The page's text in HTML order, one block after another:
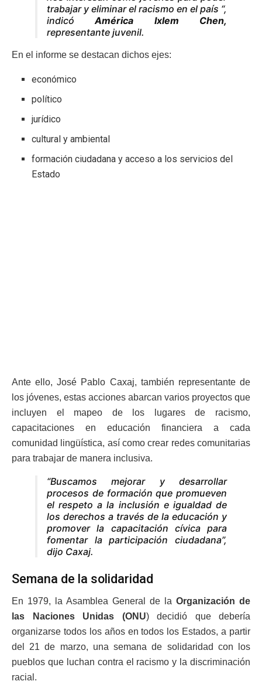
trabajar y eliminar el racismo en el país “,
indicóAmérica Ixlem Chen,
representante juvenil.
En el informe se destacan dichos ejes:
económico
político
jurídico
cultural y ambiental
formación ciudadana y acceso a los servicios del
Estado
Ante ello, José Pablo Caxaj, también representante de
los jóvenes, estas acciones abarcan varios proyectos que
incluyen el mapeo de los lugares de racismo,
capacitaciones en educación financiera a cada
comunidad lingüística, así como crear redes comunitarias
para trabajar de manera inclusiva.
“Buscamos mejorar y desarrollar
procesos de formación que promueven
el respeto a la inclusión e igualdad de
los derechos a través de la educación y
promover la capacitación cívica para
fomentar la participación ciudadana”,
dijo Caxaj.
Semana de la solidaridad
En 1979, la Asamblea General de la Organización de
las Naciones Unidas (ONU) decidió que debería
organizarse todos los años en todos los Estados, a partir
del 21 de marzo, una semana de solidaridad con los
pueblos que luchan contra el racismo y la discriminación
racial.